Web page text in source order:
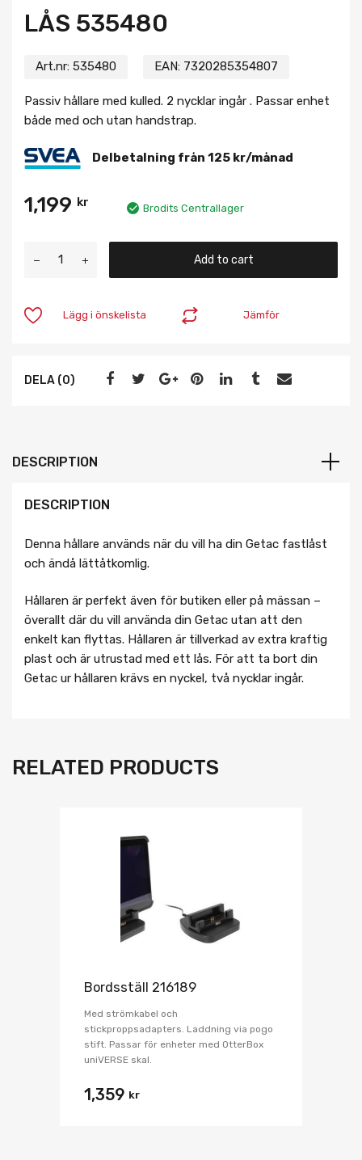
LÅS 535480
Art.nr: 535480 EAN: 7320285354807
Passiv hållare med kulled. 2 nycklar ingår . Passar enhet
både med och utan handstrap.
Delbetalning från 125 kr/månad
1,199 kr Brodits Centrallager
Add to cart
Jämför
Lägg i önskelista
DELA (0)
DESCRIPTION
DESCRIPTION
Denna hållare används när du vill ha din Getac fastlåst
och ändå lättåtkomlig.
Hållaren är perfekt även för butiken eller på mässan –
överallt där du vill använda din Getac utan att den
enkelt kan flyttas. Hållaren är tillverkad av extra kraftig
plast och är utrustad med ett lås. För att ta bort din
Getac ur hållaren krävs en nyckel, två nycklar ingår.
RELATED PRODUCTS
Bordsställ 216189
Med strömkabel och
stickproppsadapters. Laddning via pogo
stift. Passar för enheter med OtterBox
uniVERSE skal.
1,359 kr